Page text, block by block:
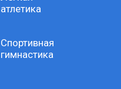
атлетика
Спортивная
гимнастика